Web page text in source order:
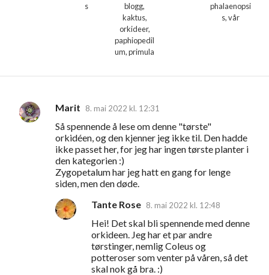
s
blogg,
kaktus,
orkideer,
paphiopedil
um, primula
phalaenopsi
s, vår
K
Marit 8. mai 2022 kl. 12:31
Så spennende å lese om denne "tørste"
orkidéen, og den kjenner jeg ikke til. Den hadde
ikke passet her, for jeg har ingen tørste planter i
den kategorien :)
Zygopetalum har jeg hatt en gang for lenge
siden, men den døde.
Tante Rose 8. mai 2022 kl. 12:48
Hei! Det skal bli spennende med denne
orkideen. Jeg har et par andre
tørstinger, nemlig Coleus og
potteroser som venter på våren, så det
skal nok gå bra. :)